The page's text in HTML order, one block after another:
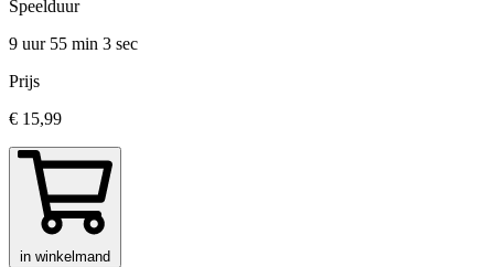
Speelduur
9 uur 55 min 3 sec
Prijs
€ 15,99
in winkelmand